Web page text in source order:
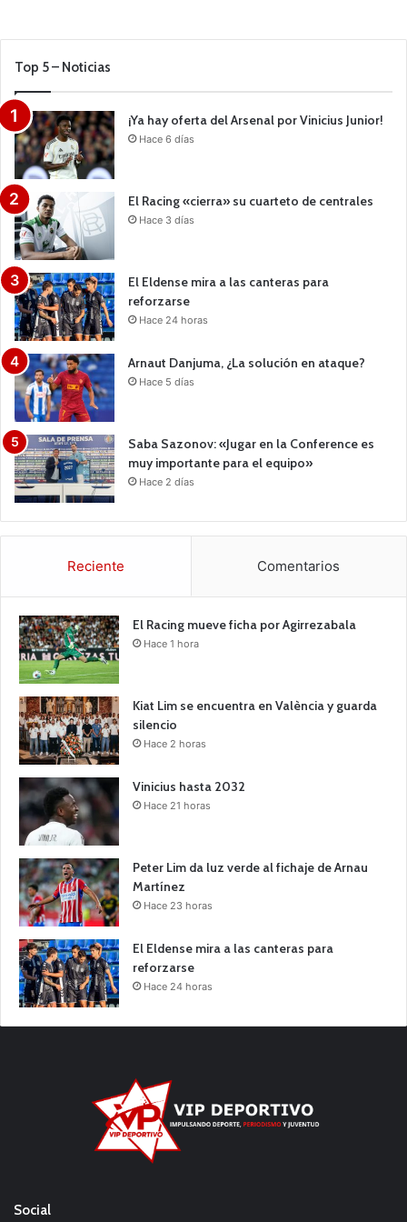
Top 5 – Noticias
¡Ya hay oferta del Arsenal por Vinicius Junior!
Hace 6 días
El Racing «cierra» su cuarteto de centrales
Hace 3 días
El Eldense mira a las canteras para
reforzarse
Hace 24 horas
Arnaut Danjuma, ¿La solución en ataque?
Hace 5 días
Saba Sazonov: «Jugar en la Conference es
muy importante para el equipo»
Hace 2 días
Reciente Comentarios
El Racing mueve ficha por Agirrezabala
Hace 1 hora
Kiat Lim se encuentra en València y guarda
silencio
Hace 2 horas
Vinicius hasta 2032
Hace 21 horas
Peter Lim da luz verde al fichaje de Arnau
Martínez
Hace 23 horas
El Eldense mira a las canteras para
reforzarse
Hace 24 horas
Social